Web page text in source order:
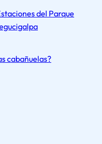
del Parque
cabañuelas?